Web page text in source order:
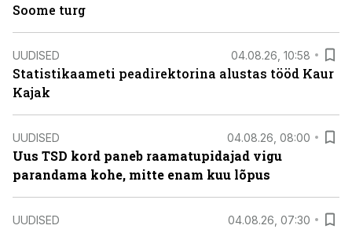
Soome turg
UUDISED 04.08.26, 10:58
Statistikaameti peadirektorina alustas tööd Kaur
Kajak
UUDISED 04.08.26, 08:00
Uus TSD kord paneb raamatupidajad vigu
parandama kohe, mitte enam kuu lõpus
UUDISED 04.08.26, 07:30